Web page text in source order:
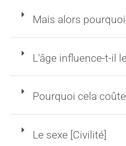
Mais alors
L'âge influence-t-il
Pourquoi cela
Le sexe [Civilité]